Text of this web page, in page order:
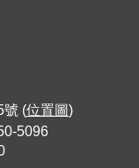
號 (位置圖)
5096